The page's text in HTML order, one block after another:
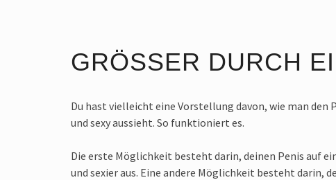
GRÖSSER DURCH
Du hast vielleicht eine Vorstellung davon, wie man den
und sexy aussieht. So funktioniert es.
Die erste Möglichkeit besteht darin, deinen Penis auf
und sexier aus. Eine andere Möglichkeit besteht darin,